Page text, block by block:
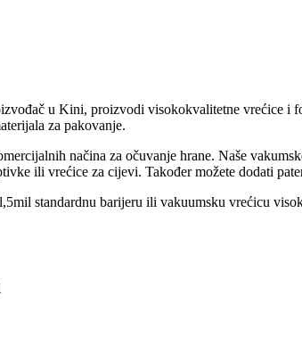
u Kini, proizvodi visokokvalitetne vrećice i
za pakovanje.
načina za očuvanje hrane. Naše
ili vrećice za cijevi. Također možete dodati
standardnu ​​barijeru ili vakuumsku vrećicu